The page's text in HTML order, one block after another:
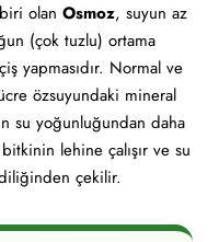
olan Osmoz, suyun az
(çok tuzlu) ortama
yapmasıdır. Normal ve
özsuyundaki mineral
su yoğunluğundan daha
lehine çalışır ve su
çekilir.